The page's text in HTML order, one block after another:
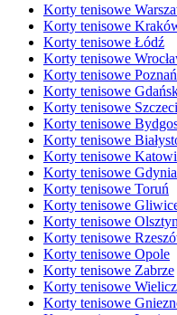
Korty tenisowe
Korty tenisowe
Korty tenisowe Łódź
Korty tenisowe
Korty tenisowe Poznań
Korty tenisowe
Korty tenisowe
Korty tenisowe
Korty tenisowe
Korty tenisowe
Korty tenisowe Gdynia
Korty tenisowe Toruń
Korty tenisowe
Korty tenisowe Olsztyn
Korty tenisowe
Korty tenisowe Opole
Korty tenisowe Zabrze
Korty tenisowe
Korty tenisowe